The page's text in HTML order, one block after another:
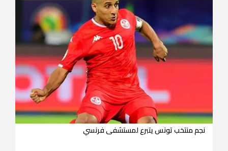
نجم منتخب تونس يتبرع لمستشفى فرنسي